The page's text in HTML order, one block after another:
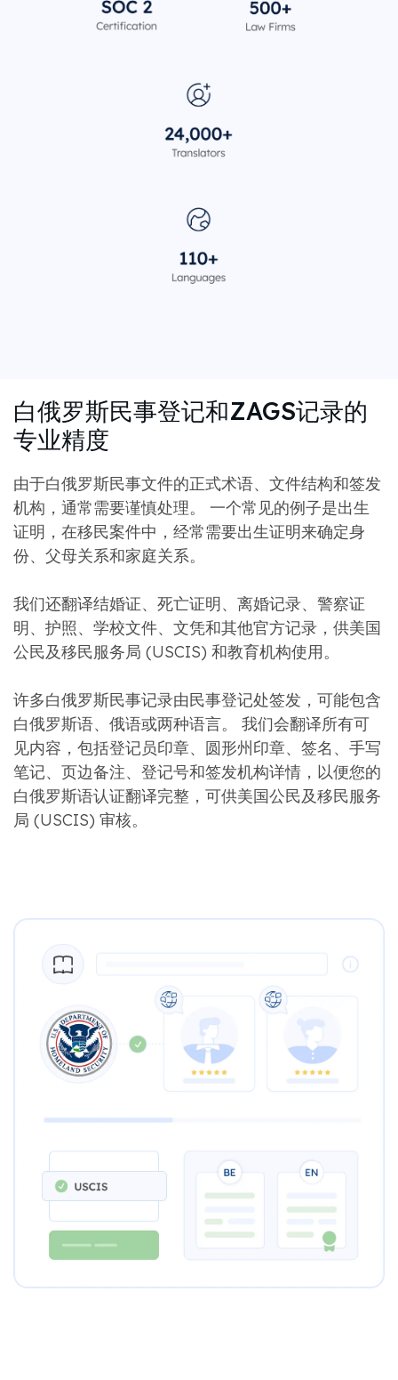
白俄罗斯民事登记和ZAGS记录的
专业精度
由于白俄罗斯民事文件的正式术语、文件结构和签发
机构，通常需要谨慎处理。 一个常见的例子是出生
证明，在移民案件中，经常需要出生证明来确定身
份、父母关系和家庭关系。
我们还翻译结婚证、死亡证明、离婚记录、警察证
明、护照、学校文件、文凭和其他官方记录，供美国
公民及移民服务局 (USCIS) 和教育机构使用。
许多白俄罗斯民事记录由民事登记处签发，可能包含
白俄罗斯语、俄语或两种语言。 我们会翻译所有可
见内容，包括登记员印章、圆形州印章、签名、手写
笔记、页边备注、登记号和签发机构详情，以便您的
白俄罗斯语认证翻译完整，可供美国公民及移民服务
局 (USCIS) 审核。